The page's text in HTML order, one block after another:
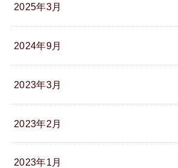
2025年3月
2024年9月
2023年3月
2023年2月
2023年1月